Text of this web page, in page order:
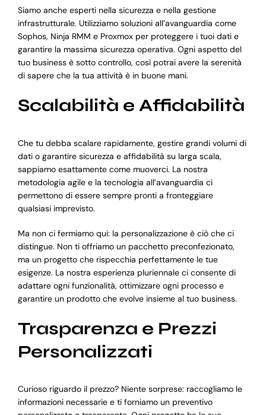
Siamo anche esperti nella sicurezza e nella gestione
infrastrutturale. Utilizziamo soluzioni all’avanguardia come
Sophos, Ninja RMM e Proxmox per proteggere i tuoi dati e
garantire la massima sicurezza operativa. Ogni aspetto del
tuo business è sotto controllo, così potrai avere la serenità
di sapere che la tua attività è in buone mani.
Scalabilità e Affidabilità
Che tu debba scalare rapidamente, gestire grandi volumi di
dati o garantire sicurezza e affidabilità su larga scala,
sappiamo esattamente come muoverci. La nostra
metodologia agile e la tecnologia all’avanguardia ci
permettono di essere sempre pronti a fronteggiare
qualsiasi imprevisto.
Ma non ci fermiamo qui: la personalizzazione è ciò che ci
distingue. Non ti offriamo un pacchetto preconfezionato,
ma un progetto che rispecchia perfettamente le tue
esigenze. La nostra esperienza pluriennale ci consente di
adattare ogni funzionalità, ottimizzare ogni processo e
garantire un prodotto che evolve insieme al tuo business.
Trasparenza e Prezzi
Personalizzati
Curioso riguardo il prezzo? Niente sorprese: raccogliamo le
informazioni necessarie e ti forniamo un preventivo